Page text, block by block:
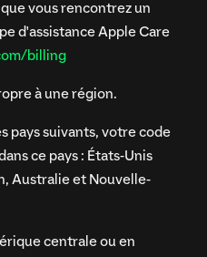
vous rencontrez un
d'assistance Apple Care
billing
à une région.
pays suivants, votre code
ce pays : États-Unis
Australie et Nouvelle-
centrale ou en